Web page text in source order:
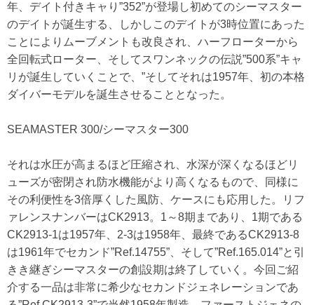
年、デイト付きキャり”352”が登場し初めてのシーマスター
のデイトが誕生する、しかしこのデイトが3時位置にあった
ことによりムーブメントも改良され、ハーフローターから
全回転式ローター、そしてスワンネックの伝説”500系”キャ
リが誕生していくことで、”そしてそれは1957年、初の本格
ダイバーモデルを誕生させることとなった。
SEAMASTER 300/シーマスター300
それは水圧が高まるほど圧縮され、水深が深くなるほどリ
ューズが密閉され防水機能がより高くなるもので、同様に
その利便性を3倍厚くした風防、ケースにも応用した。リフ
ァレンスナンバーはCK2913。1～8期まであり、1期である
CK2913-1は1957年、2-3は1958年、最終であるCK2913-8
は1961年でセカンド”Ref.14755”、そして”Ref.165.014”と引
きき継ぎシーマスターの創設期は終了していく。今回ご紹
介する一品は非常に希少なセカンドジェネレーションであ